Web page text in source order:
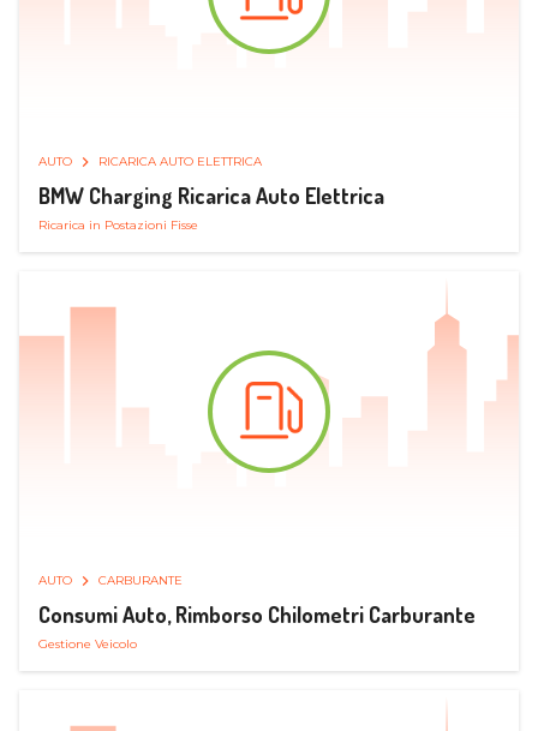
AUTO RICARICA AUTO ELETTRICA
BMW Charging Ricarica Auto Elettrica
Ricarica in Postazioni Fisse
AUTO CARBURANTE
Consumi Auto, Rimborso Chilometri Carburante
Gestione Veicolo